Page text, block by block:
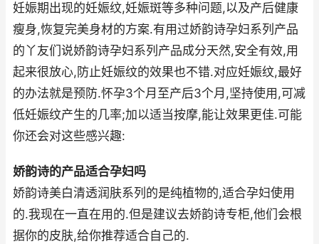
妊娠期出现的妊娠纹,妊娠斑等多种问题,以及产后健康
瘦身,恢复完美身材的方案.有用过娇韵诗孕妇系列产品
的丫友们说娇韵诗孕妇系列产品成分天然,安全有效,用
起来很放心,防止妊娠纹的效果也不错.对应妊娠纹,最好
的办法就是预防.怀孕3个月至产后3个月,坚持使用,可减
低妊娠纹产生的几率;加以适当按摩,能让效果更佳.可能
你还会对这些感兴趣:
娇韵诗的产品适合孕妇吗
娇韵诗美白清透润肤系列的是纯植物的,适合孕妇使用
的.我现在一直在用的.但是建议去娇韵诗专柜,他们会根
据你的皮肤,给你推荐适合自己的.